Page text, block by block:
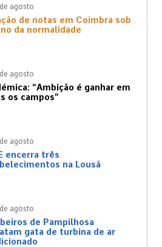
agosto
de notas em Coimbra sob
da normalidade
agosto
“Ambição é ganhar em
os campos”
agosto
encerra três
na Lousã
agosto
de Pampilhosa
gata de turbina de ar